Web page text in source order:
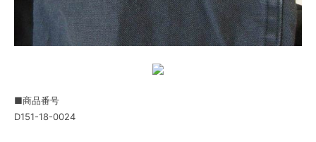
■商品番号
D151-18-0024